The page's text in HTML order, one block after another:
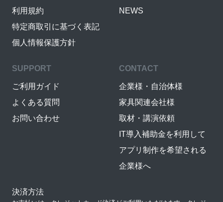
利用規約
特定商取引に基づく表記
個人情報保護方針
NEWS
SUPPORT
ご利用ガイド
よくある質問
お問い合わせ
CONTACT
企業様・自治体様
家具関連会社様
取材・講演依頼
IT導入補助金を利用して
アプリ制作を希望される
企業様へ
決済方法